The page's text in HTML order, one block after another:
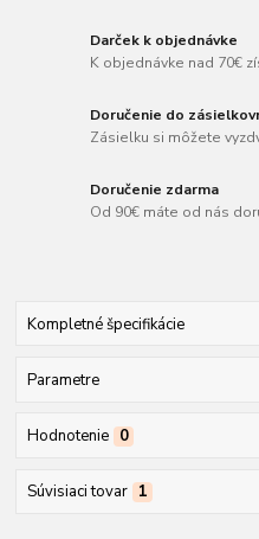
Darček k objednávke
K objednávke nad 70€
Doručenie do
Zásielku si môžete
Doručenie zdarma
Od 90€ máte od nás
Kompletné špecifikácie
Parametre
Hodnotenie 0
Súvisiaci tovar 1